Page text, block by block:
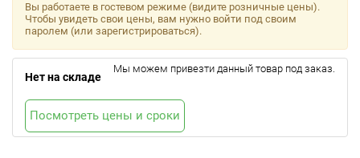
Вы работаете в гостевом режиме (видите розничные цены).
Чтобы увидеть свои цены, вам нужно войти под своим
паролем (или зарегистрироваться).
Нет на складе
Мы можем привезти данный товар под заказ.
Посмотреть цены и сроки